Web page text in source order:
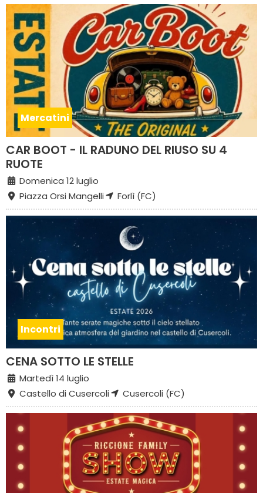
Mercatini
CAR BOOT - IL RADUNO DEL RIUSO SU 4
RUOTE
Domenica 12 luglio
Piazza Orsi Mangelli
Forlì (FC)
Incontri
CENA SOTTO LE STELLE
Martedì 14 luglio
Castello di Cusercoli
Cusercoli (FC)